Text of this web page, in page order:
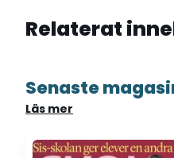
Relaterat
Senaste
Läs mer